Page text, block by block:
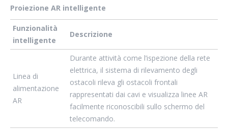
Proiezione AR intelligente
Funzionalità
intelligente
Descrizione
Linea di
alimentazione
AR
Durante attività come l’ispezione della rete
elettrica, il sistema di rilevamento degli
ostacoli rileva gli ostacoli frontali
rappresentati dai cavi e visualizza linee AR
facilmente riconoscibili sullo schermo del
telecomando.